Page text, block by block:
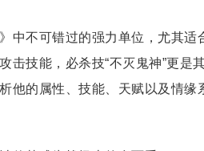
中不可错过的强力单位，尤其
击技能，必杀技“不灭鬼神”更
他的属性、技能、天赋以及情缘